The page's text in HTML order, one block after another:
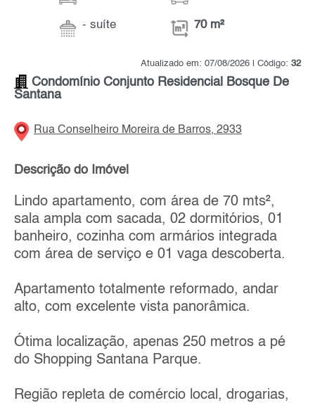
- suíte 70 m²
Atualizado em: 07/08/2026 | Código: 32
Condomínio Conjunto Residencial Bosque De
Santana
Rua Conselheiro Moreira de Barros, 2933
Descrição do Imóvel
Lindo apartamento, com área de 70 mts²,
sala ampla com sacada, 02 dormitórios, 01
banheiro, cozinha com armários integrada
com área de serviço e 01 vaga descoberta.
Apartamento totalmente reformado, andar
alto, com excelente vista panorâmica.
Ótima localização, apenas 250 metros a pé
do Shopping Santana Parque.
Região repleta de comércio local, drogarias,